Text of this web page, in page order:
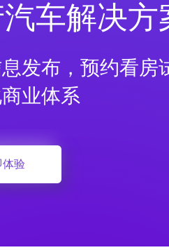
车解决方
发布，预约看房
业体系
体验